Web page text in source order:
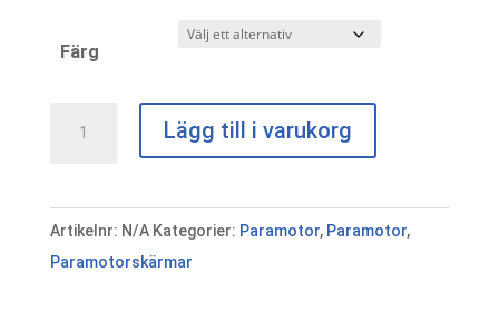
Färg
mängd
Lägg till i varukorg
Artikelnr: N/A Kategorier: Paramotor, Paramotor,
Paramotorskärmar